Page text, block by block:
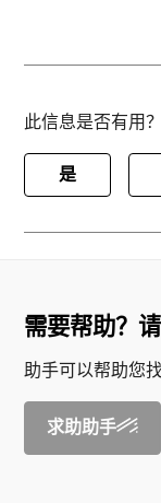
此信息是否有用？
是
需要帮助？
助手可以帮助您
求助助手